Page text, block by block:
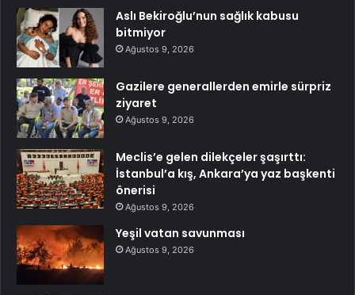
Aslı Bekiroğlu’nun sağlık kabusu
bitmiyor
Ağustos 9, 2026
Gazilere generallerden emirle sürpriz
ziyaret
Ağustos 9, 2026
Meclis’e gelen dilekçeler şaşırttı:
İstanbul’a kış, Ankara’ya yaz başkenti
önerisi
Ağustos 9, 2026
Yeşil vatan savunması
Ağustos 9, 2026